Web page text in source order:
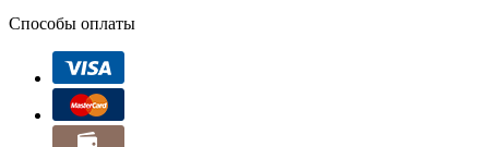
Способы оплаты